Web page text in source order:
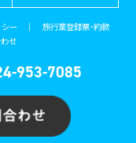
ー ｜
旅行業登録票・約款
せ
953-7085